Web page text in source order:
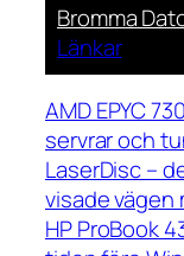
Bromma
Länkar
AMD EPYC
servrar och
LaserDisc –
visade vägen
HP ProBook